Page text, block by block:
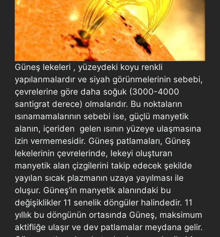
Güneş lekeleri , yüzeydeki koyu renkli
yapılanmalardır ve siyah görünmelerinin sebebi,
çevrelerine göre daha soğuk (3000-4000
santigrat derece) olmalarıdır. Bu noktaların
ısınamamalarının sebebi ise, güçlü manyetik
alanın, içeriden gelen ısının yüzeye ulaşmasına
izin vermemesidir. Güneş patlamaları, Güneş
lekelerinin çevrelerinde, lekeyi oluşturan
manyetik alan çizgilerini takip edecek şekilde
yayılan sıcak plazmanın uzaya yayılması ile
oluşur. Güneş’in manyetik alanındaki bu
değişiklikler 11 senelik döngüler halindedir. 11
yıllık bu döngünün ortasında Güneş, maksimum
aktifliğe ulaşır ve dev patlamalar meydana gelir.